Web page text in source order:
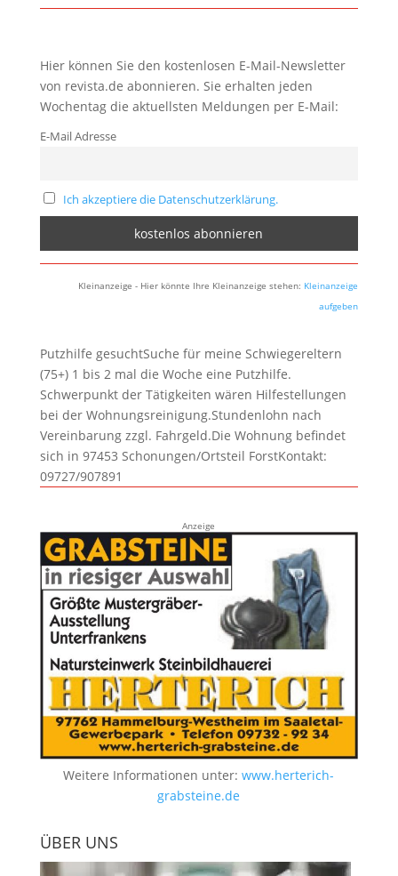
Hier können Sie den kostenlosen E-Mail-Newsletter
von revista.de abonnieren. Sie erhalten jeden
Wochentag die aktuellsten Meldungen per E-Mail:
E-Mail Adresse
Ich akzeptiere die Datenschutzerklärung.
Kleinanzeige - Hier könnte Ihre Kleinanzeige stehen: Kleinanzeige
aufgeben
Putzhilfe gesuchtSuche für meine Schwiegereltern
(75+) 1 bis 2 mal die Woche eine Putzhilfe.
Schwerpunkt der Tätigkeiten wären Hilfestellungen
bei der Wohnungsreinigung.Stundenlohn nach
Vereinbarung zzgl. Fahrgeld.Die Wohnung befindet
sich in 97453 Schonungen/Ortsteil ForstKontakt:
09727/907891
Anzeige
Weitere Informationen unter:www.herterich-
grabsteine.de
ÜBER UNS